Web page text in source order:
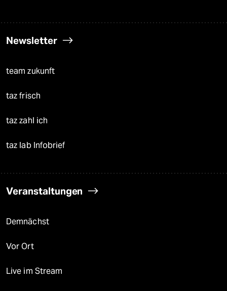
Newsletter
team zukunft
taz frisch
taz zahl ich
taz lab Infobrief
Veranstaltungen
Demnächst
Vor Ort
Live im Stream